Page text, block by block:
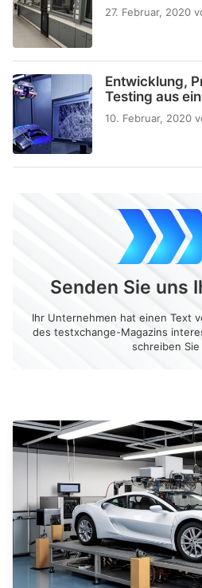
27. Februar, 2020
Entwicklung,
Testing aus
10. Februar, 2020
Senden Sie uns
Ihr Unternehmen hat einen Text
des testxchange-Magazins
schreiben Sie